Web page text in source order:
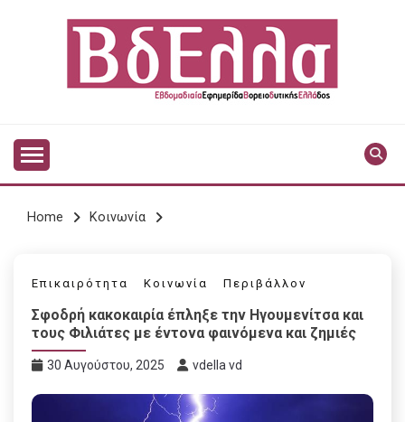
VDELLA
Home Κοινωνία
Επικαιρότητα Κοινωνία Περιβάλλον
Σφοδρή κακοκαιρία έπληξε την Ηγουμενίτσα και
τους Φιλιάτες με έντονα φαινόμενα και ζημιές
30 Αυγούστου, 2025 vdella vd